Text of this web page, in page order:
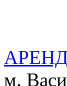
м.